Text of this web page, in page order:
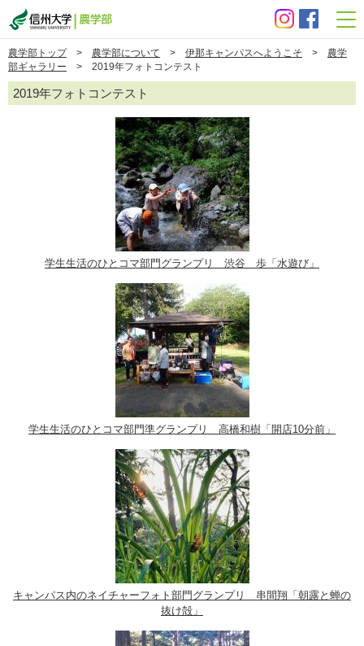
農学部トップ> 農学部について > 伊那キャンパスへようこそ > 農学
部ギャラリー > 2019年フォトコンテスト
2019年フォトコンテスト
学生生活のひとコマ部門グランプリ 渋谷 歩「水遊び」
学生生活のひとコマ部門準グランプリ 高橋和樹「開店10分前」
キャンパス内のネイチャーフォト部門グランプリ 串間翔「朝露と蝉の
抜け殻」